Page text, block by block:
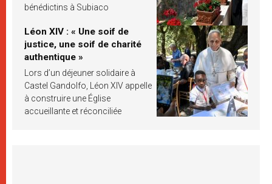
bénédictins à Subiaco
Léon XIV : « Une soif de
justice, une soif de charité
authentique »
Lors d’un déjeuner solidaire à
Castel Gandolfo, Léon XIV appelle
à construire une Église
accueillante et réconciliée